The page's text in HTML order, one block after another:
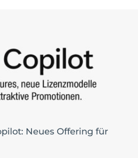
Neues Offering für